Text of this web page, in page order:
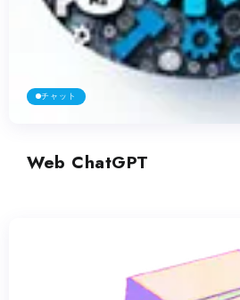
チャット
Web ChatGPT